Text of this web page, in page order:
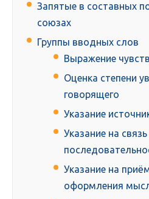
Запятые в составных
союзах
Группы вводных слов
Выражение
Оценка степени
говорящего
Указание
Указание на
Указание на
оформления